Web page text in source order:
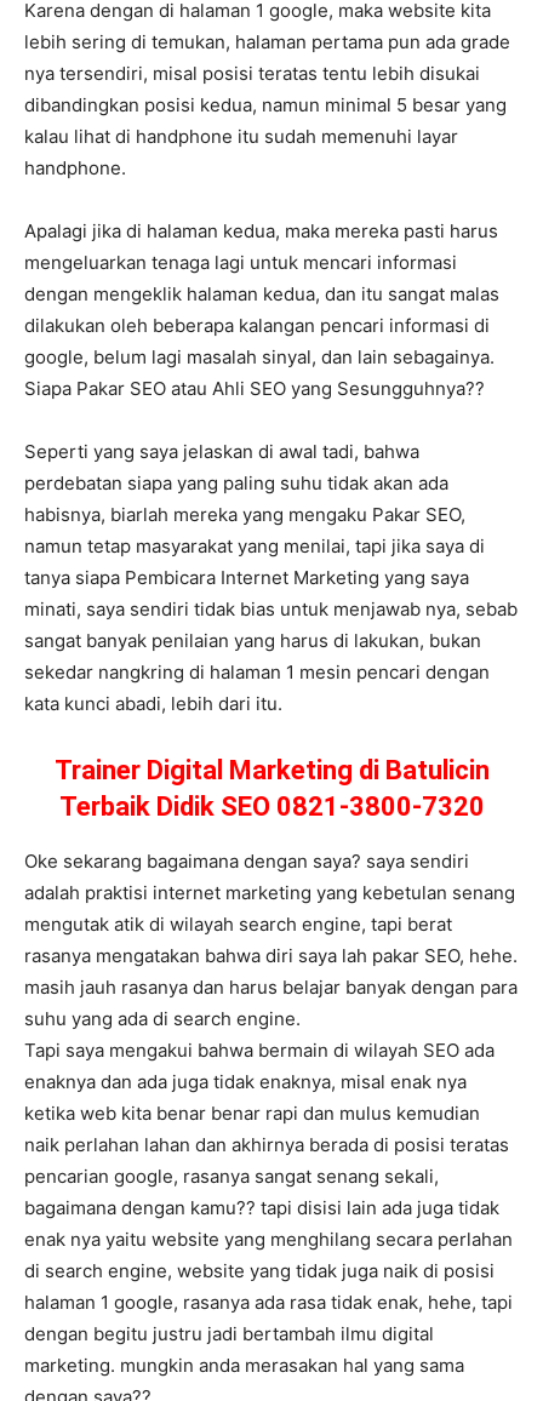
Karena dengan di halaman 1 google, maka website kita
lebih sering di temukan, halaman pertama pun ada grade
nya tersendiri, misal posisi teratas tentu lebih disukai
dibandingkan posisi kedua, namun minimal 5 besar yang
kalau lihat di handphone itu sudah memenuhi layar
handphone.
Apalagi jika di halaman kedua, maka mereka pasti harus
mengeluarkan tenaga lagi untuk mencari informasi
dengan mengeklik halaman kedua, dan itu sangat malas
dilakukan oleh beberapa kalangan pencari informasi di
google, belum lagi masalah sinyal, dan lain sebagainya.
Siapa Pakar SEO atau Ahli SEO yang Sesungguhnya??
Seperti yang saya jelaskan di awal tadi, bahwa
perdebatan siapa yang paling suhu tidak akan ada
habisnya, biarlah mereka yang mengaku Pakar SEO,
namun tetap masyarakat yang menilai, tapi jika saya di
tanya siapa Pembicara Internet Marketing yang saya
minati, saya sendiri tidak bias untuk menjawab nya, sebab
sangat banyak penilaian yang harus di lakukan, bukan
sekedar nangkring di halaman 1 mesin pencari dengan
kata kunci abadi, lebih dari itu.
Trainer Digital Marketing di Batulicin
Terbaik Didik SEO 0821-3800-7320
Oke sekarang bagaimana dengan saya? saya sendiri
adalah praktisi internet marketing yang kebetulan senang
mengutak atik di wilayah search engine, tapi berat
rasanya mengatakan bahwa diri saya lah pakar SEO, hehe.
masih jauh rasanya dan harus belajar banyak dengan para
suhu yang ada di search engine.
Tapi saya mengakui bahwa bermain di wilayah SEO ada
enaknya dan ada juga tidak enaknya, misal enak nya
ketika web kita benar benar rapi dan mulus kemudian
naik perlahan lahan dan akhirnya berada di posisi teratas
pencarian google, rasanya sangat senang sekali,
bagaimana dengan kamu?? tapi disisi lain ada juga tidak
enak nya yaitu website yang menghilang secara perlahan
di search engine, website yang tidak juga naik di posisi
halaman 1 google, rasanya ada rasa tidak enak, hehe, tapi
dengan begitu justru jadi bertambah ilmu digital
marketing. mungkin anda merasakan hal yang sama